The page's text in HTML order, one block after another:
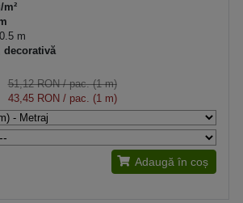
m²
m
decorativă
51,12 RON/ pac. (1 m)
43,45 RON / pac. (1 m)
Adaugă în coș